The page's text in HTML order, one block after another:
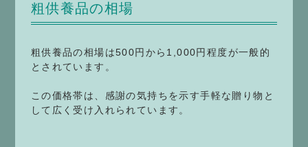
粗供養品の相場
粗供養品の相場は500円から1,000円程度が一般的
とされています。
この価格帯は、感謝の気持ちを示す手軽な贈り物と
して広く受け入れられています。